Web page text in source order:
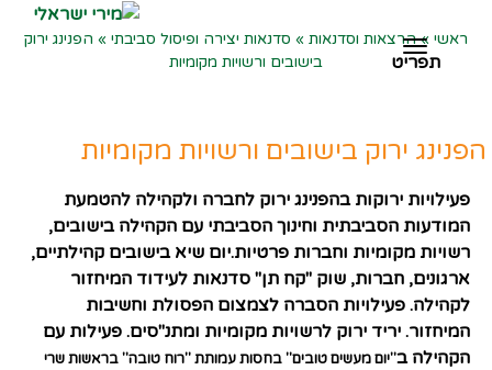
תפריט
תפריט
ראשי » הרצאות וסדנאות » סדנאות יצירה ופיסול סביבתי » הפנינג ירוק
בישובים ורשויות מקומיות
הפנינג ירוק בישובים ורשויות מקומיות
פעילויות ירוקות בהפנינג ירוק לחברה ולקהילה להטמעת
המודעות הסביבתית וחינוך הסביבתי עם הקהילה בישובים,
רשויות מקומיות וחברות פרטיות.יום שיא בישובים קהילתיים,
ארגונים, חברות, שוק "קח תן" סדנאות לעידוד המיחזור
לקהילה. פעילויות הסברה לצמצום הפסולת וחשיבות
המיחזור. יריד ירוק לרשויות מקומיות ומתנ"סים. פעילות עם
הקהילה ב"יום מעשים טובים" בחסות עמותת "רוח טובה" בראשות שרי